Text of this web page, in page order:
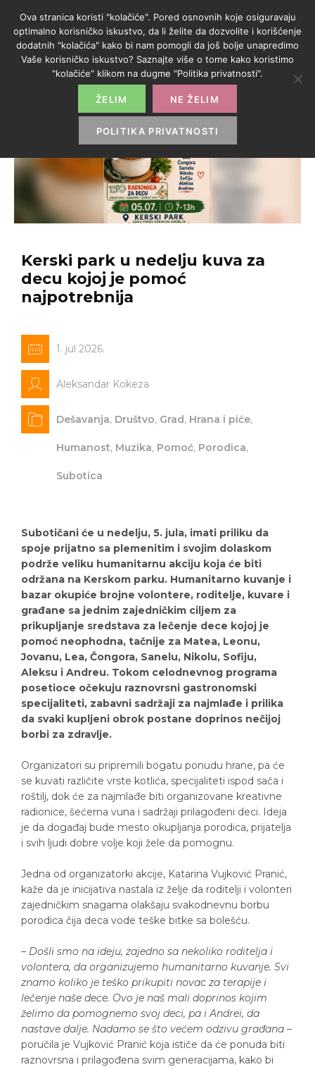
Kerski park u nedelju kuva za
decu kojoj je pomoć
najpotrebnija
1. jul 2026.
Aleksandar Kokeza
Dešavanja, Društvo, Grad, Hrana i piće,
Humanost, Muzika, Pomoć, Porodica,
Subotica
Subotičani će u nedelju, 5. jula, imati priliku da
spoje prijatno sa plemenitim i svojim dolaskom
podrže veliku humanitarnu akciju koja će biti
održana na Kerskom parku. Humanitarno kuvanje i
bazar okupiće brojne volontere, roditelje, kuvare i
građane sa jednim zajedničkim ciljem za
prikupljanje sredstava za lečenje dece kojoj je
pomoć neophodna, tačnije za Matea, Leonu,
Jovanu, Lea, Čongora, Sanelu, Nikolu, Sofiju,
Aleksu i Andreu. Tokom celodnevnog programa
posetioce očekuju raznovrsni gastronomski
specijaliteti, zabavni sadržaji za najmlađe i prilika
da svaki kupljeni obrok postane doprinos nečijoj
borbi za zdravlje.
Organizatori su pripremili bogatu ponudu hrane, pa će
se kuvati različite vrste kotlića, specijaliteti ispod sača i
roštilj, dok će za najmlađe biti organizovane kreativne
radionice, šećerna vuna i sadržaji prilagođeni deci. Ideja
je da događaj bude mesto okupljanja porodica, prijatelja
i svih ljudi dobre volje koji žele da pomognu.
Jedna od organizatorki akcije, Katarina Vujković Pranić,
kaže da je inicijativa nastala iz želje da roditelji i volonteri
zajedničkim snagama olakšaju svakodnevnu borbu
porodica čija deca vode teške bitke sa bolešću.
– Došli smo na ideju, zajedno sa nekoliko roditelja i
volontera, da organizujemo humanitarno kuvanje. Svi
znamo koliko je teško prikupiti novac za terapije i
lečenje naše dece. Ovo je naš mali doprinos kojim
želimo da pomognemo svoj deci, pa i Andrei, da
nastave dalje. Nadamo se što većem odzivu građana –
poručila je Vujković Pranić koja ističe da će ponuda biti
raznovrsna i prilagođena svim generacijama, kako bi
Ova stranica koristi "kolačiće". Pored osnovnih koje osiguravaju
optimalno korisničko iskustvo, da li želite da dozvolite i korišćenje
dodatnih "kolačića" kako bi nam pomogli da još bolje unapredimo
Vaše korisničko iskustvo? Saznajte više o tome kako koristimo
"kolačiće" klikom na dugme "Politika privatnosti".
ŽELIM NE ŽELIM
POLITIKA PRIVATNOSTI